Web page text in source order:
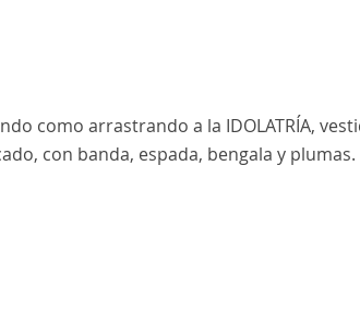
como arrastrando a la IDOLATRÍA,
con banda, espada, bengala y plumas.